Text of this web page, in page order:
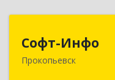
Софт-Инфо
Прокопьевск653039,